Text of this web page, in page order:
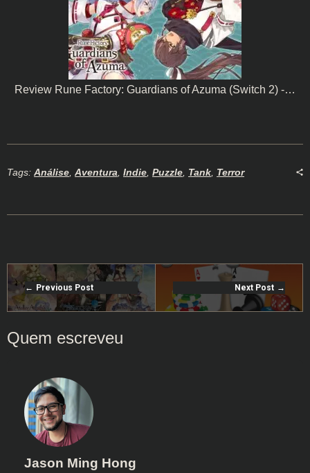
Review Rune Factory: Guardians of Azuma (Switch 2) -…
Tags: Análise Aventura Indie Puzzle Tank Terror
Previous Post Next Post
Jason Ming Hong